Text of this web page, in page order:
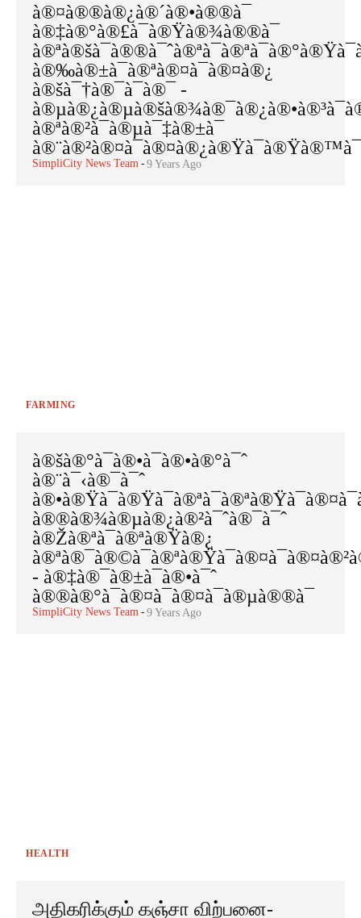
à®¤à®®à®¿à®´à®•à®®à¯
à®‡à®°à®£à¯à®Ÿà®¾à®®à¯
à®‰à®±à¯à®ªà®¤à¯à®¤à®¿
à®šà¯†à®¯à¯à®¯ -
à®ªà®²à¯à®µà¯‡à®±à¯
SimpliCity News Team - 9 Years Ago
FARMING
à®šà®°à¯à®•à¯à®•à®°à¯ˆ
à®¨à¯‹à®¯à¯ˆ
à®®à®¾à®µà®¿à®²à¯ˆà®¯à¯ˆ
à®Žà®ªà¯à®ªà®Ÿà®¿
- à®‡à®¯à®±à¯à®•à¯ˆ
à®®à®°à¯à®¤à¯à®¤à¯à®µà®®à¯
SimpliCity News Team - 9 Years Ago
HEALTH
அதிகரிக்கும் கஞ்சா விற்பனை-